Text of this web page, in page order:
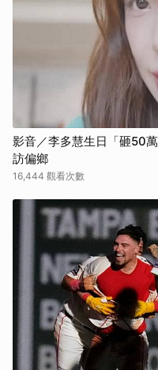
影音／李多慧生日「砸50
訪偏鄉
16,444 觀看次數